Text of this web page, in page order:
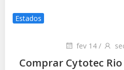
Estados
fev 14 /
Comprar Cytotec